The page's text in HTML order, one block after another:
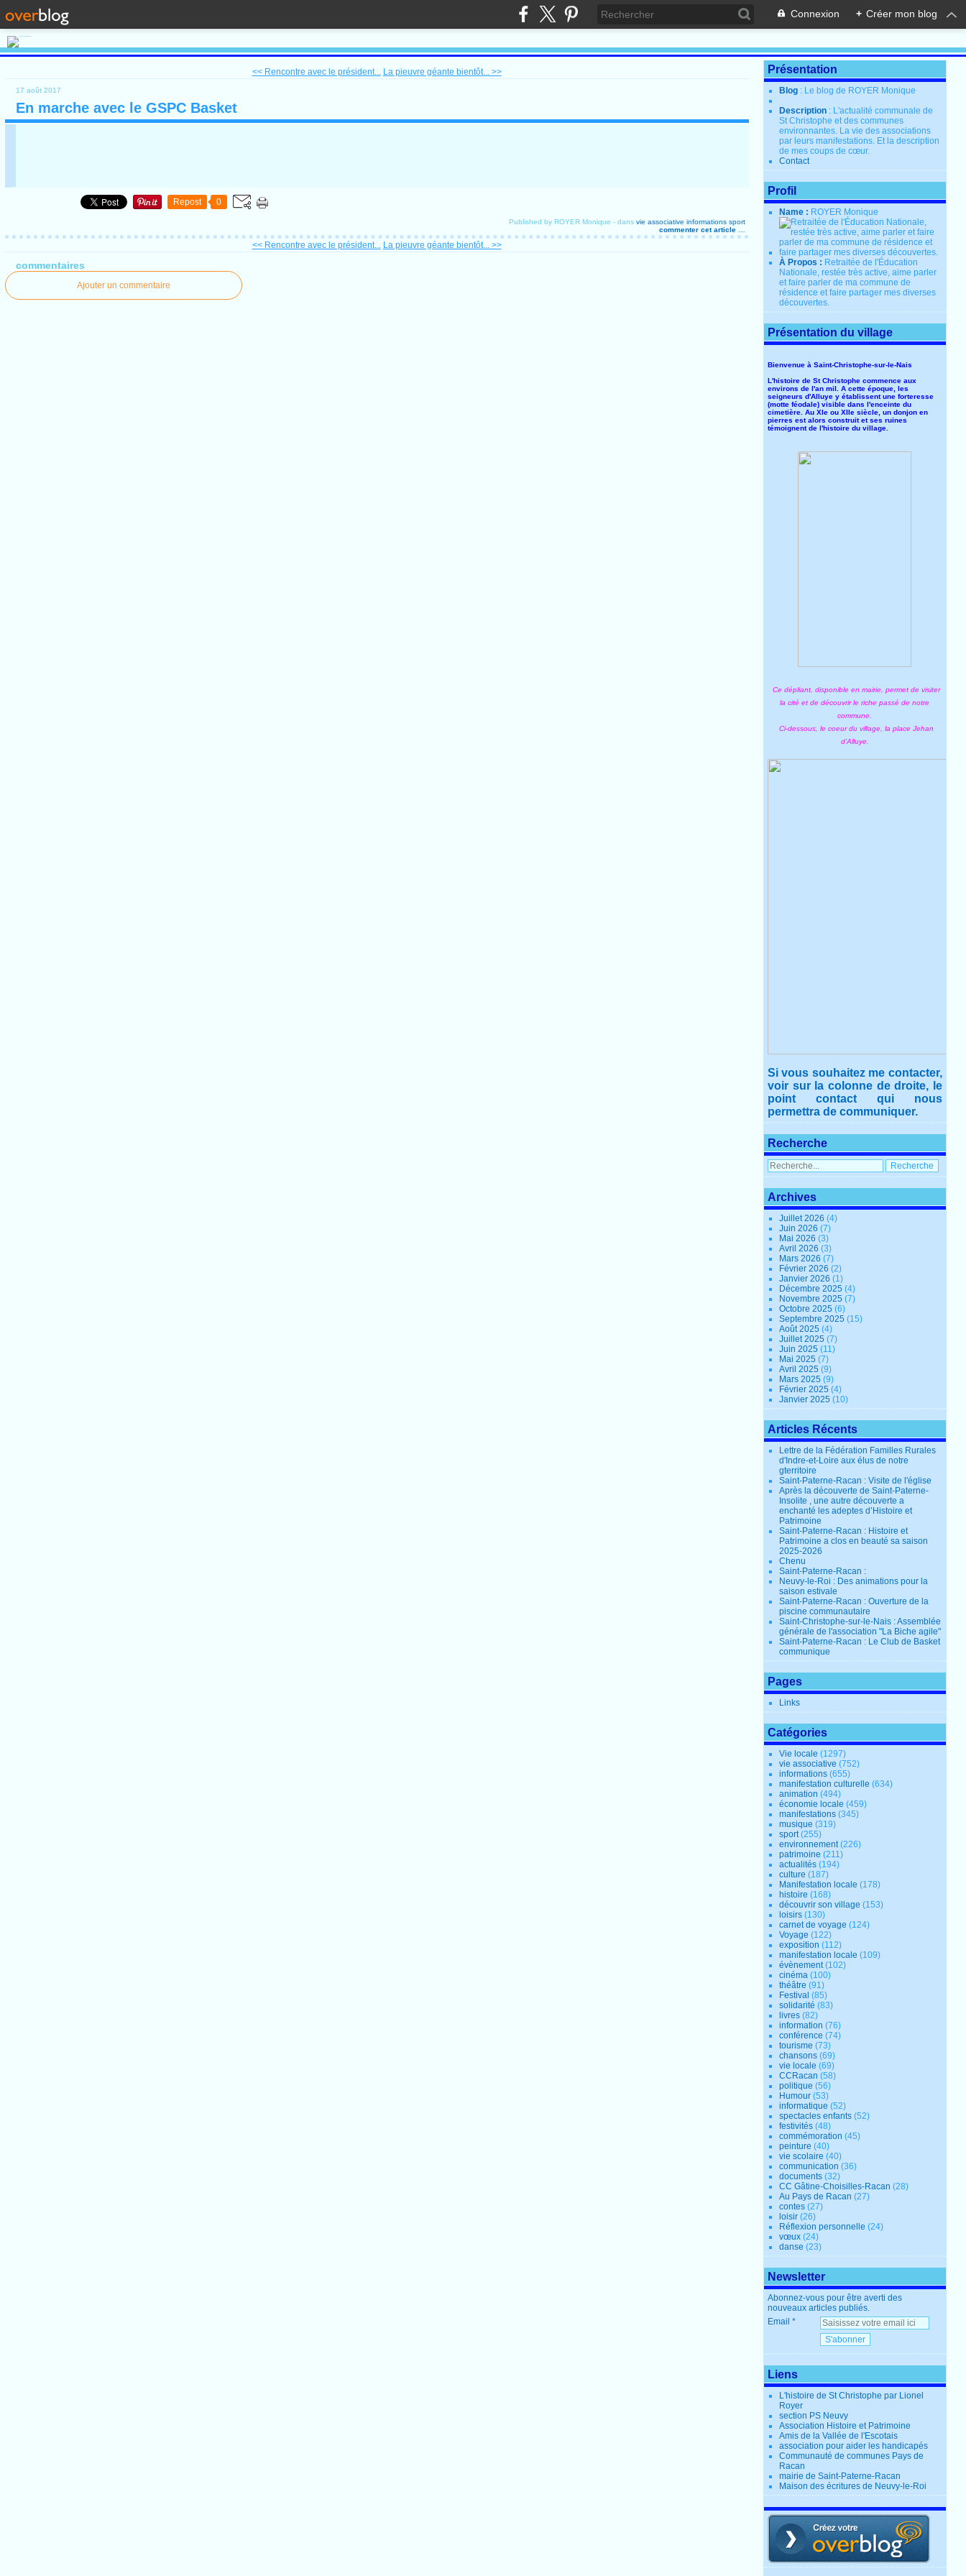
Connexion + Créer mon blog
<< Rencontre avec le président... La pieuvre géante bientôt... >>
17 août 2017
En marche avec le GSPC Basket
Repost 0
Published by ROYER Monique -dans vie associative informations sport
commenter cet article
<< Rencontre avec le président... La pieuvre géante bientôt... >>
commentaires
Ajouter un commentaire
Présentation
Blog : Le blog de ROYER Monique
Description : L'actualité communale de
St Christophe et des communes
environnantes. La vie des associations
par leurs manifestations. Et la description
de mes coups de cœur.
Contact
Profil
Name : ROYER Monique
À Propos : Retraitée de l'Éducation
Nationale, restée très active, aime parler
et faire parler de ma commune de
résidence et faire partager mes diverses
découvertes.
Présentation du village
Bienvenue à Saint-Christophe-sur-le-Nais
L'histoire de St Christophe commence aux
environs de l'an mil. A cette époque, les
seigneurs d'Alluye y établissent une forteresse
(motte féodale) visible dans l'enceinte du
cimetière. Au XIe ou XIIe siècle, un donjon en
pierres est alors construit et ses ruines
témoignent de l'histoire du village.
Ce dépliant, disponible en mairie, permet de visiter
la cité et de découvrir le riche passé de notre
commune.
Ci-dessous, le coeur du village, la place Jehan
d'Alluye.
Si vous souhaitez me contacter,
voir sur la colonne de droite, le
point contact qui nous
permettra de communiquer.
Recherche
Archives
Juillet 2026(4)
Juin 2026(7)
Mai 2026(3)
Avril 2026(3)
Mars 2026(7)
Février 2026(2)
Janvier 2026(1)
Décembre 2025(4)
Novembre 2025(7)
Octobre 2025(6)
Septembre 2025(15)
Août 2025(4)
Juillet 2025(7)
Juin 2025(11)
Mai 2025(7)
Avril 2025(9)
Mars 2025(9)
Février 2025(4)
Janvier 2025(10)
Articles Récents
Lettre de la Fédération Familles Rurales
d'Indre-et-Loire aux élus de notre
gterritoire
Saint-Paterne-Racan : Visite de l'église
Après la découverte de Saint-Paterne-
Insolite , une autre découverte a
enchanté les adeptes d’Histoire et
Patrimoine
Saint-Paterne-Racan : Histoire et
Patrimoine a clos en beauté sa saison
2025-2026
Chenu
Saint-Paterne-Racan :
Neuvy-le-Roi : Des animations pour la
saison estivale
Saint-Paterne-Racan : Ouverture de la
piscine communautaire
Saint-Christophe-sur-le-Nais : Assemblée
générale de l'association "La Biche agile"
Saint-Paterne-Racan : Le Club de Basket
communique
Pages
Links
Catégories
Vie locale (1297)
vie associative (752)
informations (655)
manifestation culturelle (634)
animation (494)
économie locale (459)
manifestations (345)
musique (319)
sport(255)
environnement(226)
patrimoine (211)
actualités (194)
culture (187)
Manifestation locale (178)
histoire (168)
découvrir son village (153)
loisirs (130)
carnet de voyage (124)
Voyage (122)
exposition (112)
manifestation locale (109)
évènement(102)
cinéma (100)
théâtre (91)
Festival (85)
solidarité (83)
livres (82)
information (76)
conférence (74)
tourisme (73)
chansons (69)
vie locale (69)
CCRacan (58)
politique (56)
Humour (53)
informatique (52)
spectacles enfants (52)
festivités (48)
commémoration (45)
peinture (40)
vie scolaire (40)
communication (36)
documents (32)
CC Gâtine-Choisilles-Racan (28)
Au Pays de Racan (27)
contes (27)
loisir (26)
Réflexion personnelle (24)
vœux (24)
danse (23)
Newsletter
Abonnez-vous pour être averti des
nouveaux articles publiés.
Email
Liens
L'histoire de St Christophe par Lionel
Royer
section PS Neuvy
Association Histoire et Patrimoine
Amis de la Vallée de l'Escotais
association pour aider les handicapés
Communauté de communes Pays de
Racan
mairie de Saint-Paterne-Racan
Maison des écritures de Neuvy-le-Roi